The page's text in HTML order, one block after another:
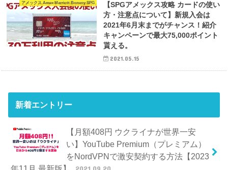
アメックス Amex Marriott Bonvoy SPG
【SPGアメックス攻略 カードの使い
方・注意点について】新規入会は
2021年6月末までがチャンス！紹介
キャンペーンで最大75,000ポイント
貰える。
2021.05.15
新着エントリー
【月額408円 ウクライナが世界一安
い】YouTube Premium（プレミアム）
をNordVPNで激安契約する方法【2023